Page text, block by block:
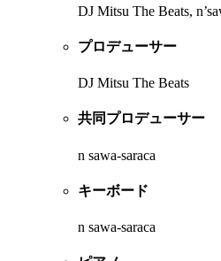
DJ Mitsu The Beats,
プロデューサー
DJ Mitsu The Beats
共同プロデューサー
n sawa-saraca
キーボード
n sawa-saraca